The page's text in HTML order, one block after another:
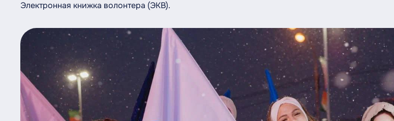
Электронная книжка волонтера (ЭКВ).